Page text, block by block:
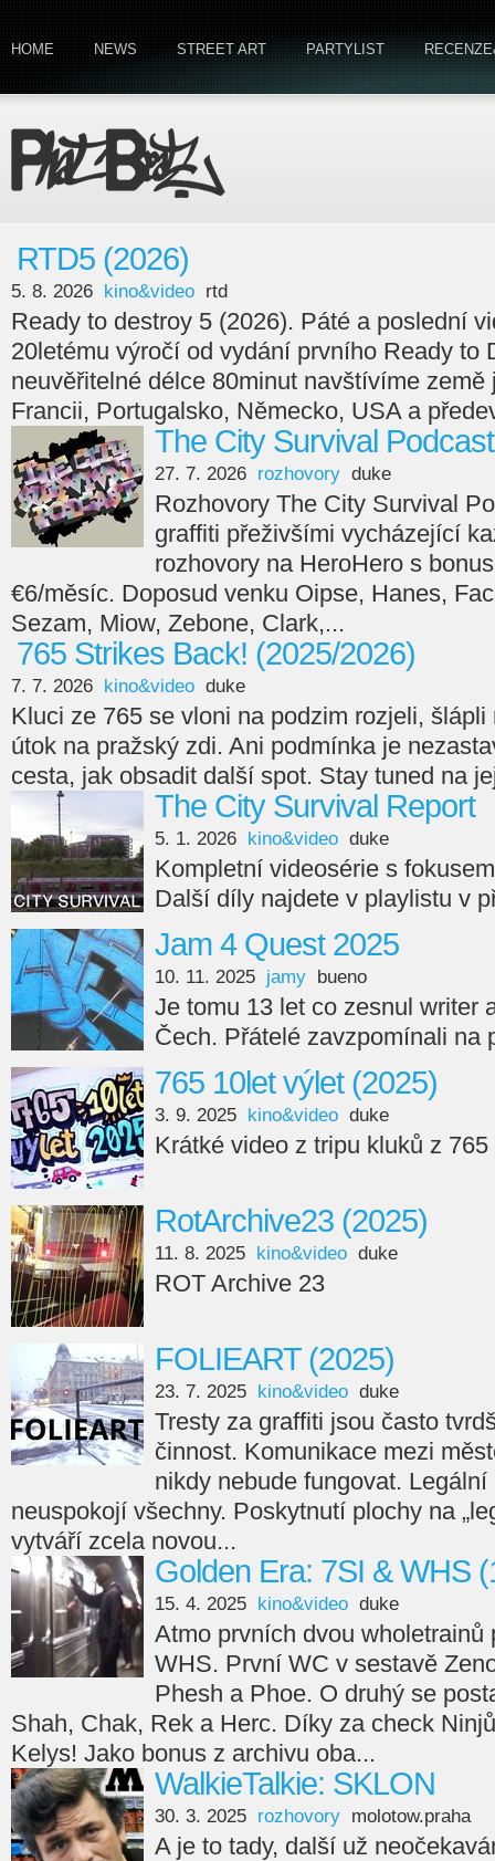
HOME NEWS STREET ART PARTYLIST
RTD5 (2026)
5. 8. 2026 kino&video rtd
Ready to destroy 5 (2026). Páté a poslední
20letému výročí od vydání prvního Ready to
neuvěřitelné délce 80minut navštívíme
Francii, Portugalsko, Německo, USA a
The City Survival Podcast
27. 7. 2026 rozhovory duke
Rozhovory The City Survival
graffiti přeživšími vycházející
rozhovory na HeroHero s
€6/měsíc. Doposud venku Oipse, Hanes,
Sezam, Miow, Zebone, Clark,...
765 Strikes Back! (2025/2026)
7. 7. 2026 kino&video duke
Kluci ze 765 se vloni na podzim rozjeli,
útok na pražský zdi. Ani podmínka je
cesta, jak obsadit další spot. Stay tuned na
The City Survival Report
5. 1. 2026 kino&video duke
Kompletní videosérie s
Další díly najdete v playlistu v
Jam 4 Quest 2025
10. 11. 2025 jamy bueno
Je tomu 13 let co zesnul writer
Čech. Přátelé zavzpomínali na
765 10let výlet (2025)
3. 9. 2025 kino&video duke
Krátké video z tripu kluků z
RotArchive23 (2025)
11. 8. 2025 kino&video duke
ROT Archive 23
FOLIEART (2025)
23. 7. 2025 kino&video duke
Tresty za graffiti jsou často
činnost. Komunikace mezi
nikdy nebude fungovat.
neuspokojí všechny. Poskytnutí plochy na
vytváří zcela novou...
Golden Era: 7SI & WHS
15. 4. 2025 kino&video duke
Atmo prvních dvou wholetrainů
WHS. První WC v sestavě
Phesh a Phoe. O druhý se
Shah, Chak, Rek a Herc. Díky za check
Kelys! Jako bonus z archivu oba...
WalkieTalkie: SKLON
30. 3. 2025 rozhovory molotow.praha
A je to tady, další už